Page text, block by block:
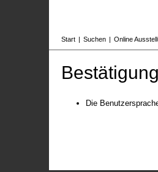
Start | Suchen | Online
Bestätigung
Die